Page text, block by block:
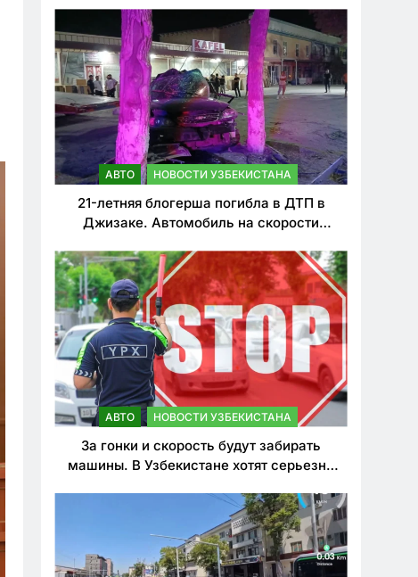
АВТО НОВОСТИ УЗБЕКИСТАНА
21-летняя блогерша погибла в ДТП в
Джизаке. Автомобиль на скорости
АВТО НОВОСТИ УЗБЕКИСТАНА
За гонки и скорость будут забирать
машины. В Узбекистане хотят серьезно